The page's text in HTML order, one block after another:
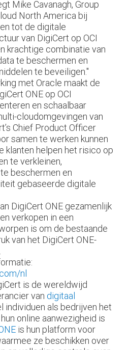
Mike Cavanagh, Group
North America bij
tot de digitale
van DigiCert op OCI
krachtige combinatie van
te beschermen en
te beveiligen."
met Oracle maakt de
ONE op OCI
en schaalbaar
cloudomgevingen van
Chief Product Officer
samen te werken kunnen
klanten helpen het risico op
te verkleinen,
beschermen en
gebaseerde digitale
DigiCert ONE gezamenlijk
verkopen in een
is om de bestaande
van het DigiCert ONE-
nl
is de wereldwijd
van digitaal
individuen als bedrijven het
online aanwezigheid is
is hun platform voor
ze beschikken over